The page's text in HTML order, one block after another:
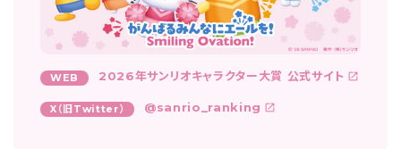
WEB 2026年サンリオキャラクター大賞 公式サイト
X（旧Twitter） @sanrio_ranking